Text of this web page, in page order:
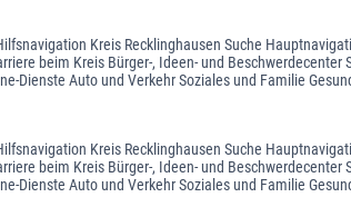
Kreis Recklinghausen Suche
beim Kreis Bürger-, Ideen- und
Dienste Auto und Verkehr Soziales und Familie
Kreis Recklinghausen Suche
beim Kreis Bürger-, Ideen- und
Dienste Auto und Verkehr Soziales und Familie